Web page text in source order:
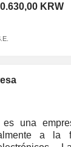
es una
a la
KRW